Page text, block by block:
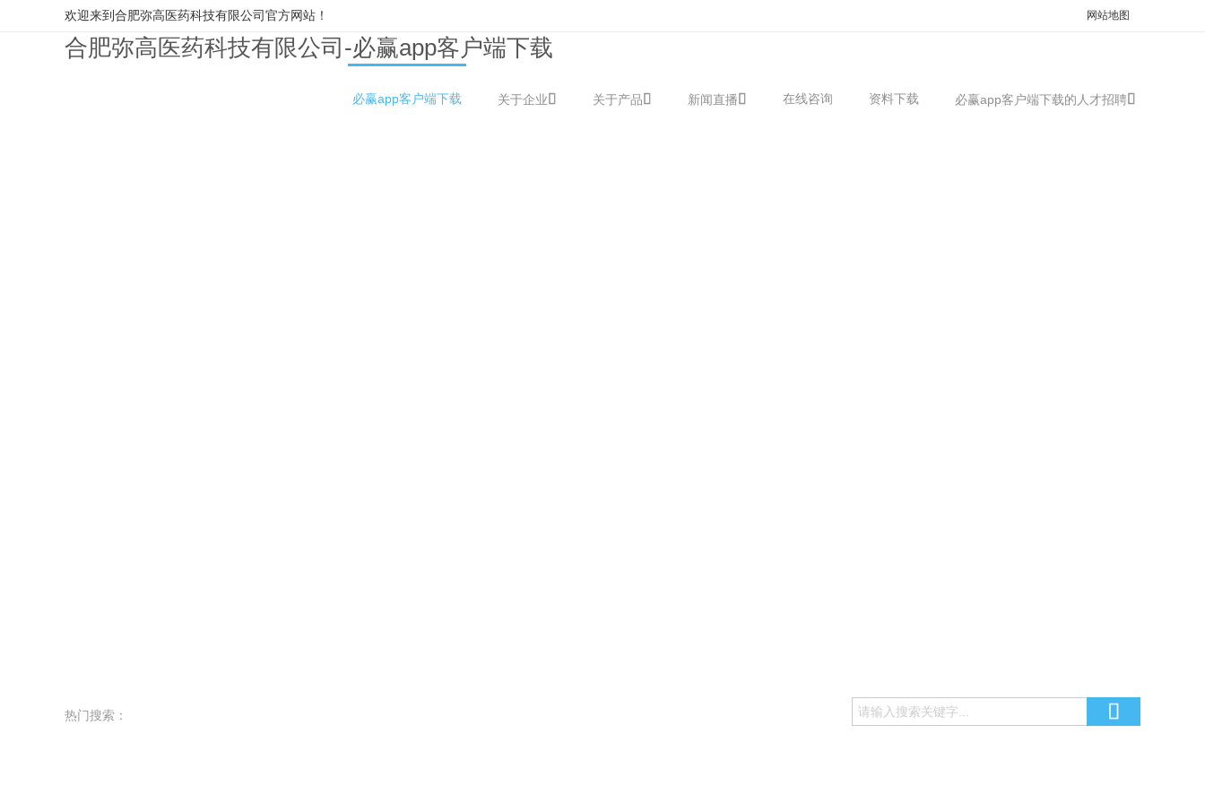
欢迎来到合肥弥高医药科技有限公司官方网站！ 网站地图
合肥弥高医药科技有限公司-必赢app客户端下载
必赢app客户端下载 关于企业 关于产品 新闻直播 在线咨询 资料下载 必赢app客户端下载的人才招聘
热门搜索：